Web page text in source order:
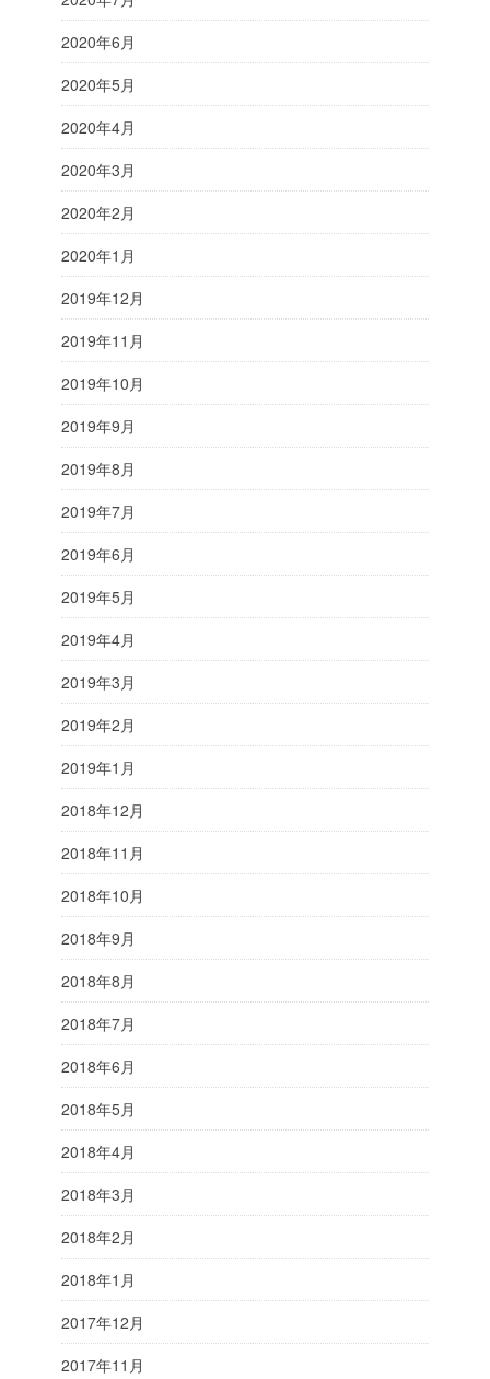
2020年6月
2020年5月
2020年4月
2020年3月
2020年2月
2020年1月
2019年12月
2019年11月
2019年10月
2019年9月
2019年8月
2019年7月
2019年6月
2019年5月
2019年4月
2019年3月
2019年2月
2019年1月
2018年12月
2018年11月
2018年10月
2018年9月
2018年8月
2018年7月
2018年6月
2018年5月
2018年4月
2018年3月
2018年2月
2018年1月
2017年12月
2017年11月